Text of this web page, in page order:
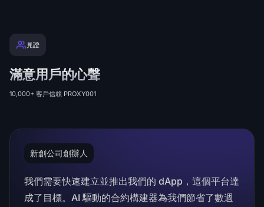
見證
滿意用戶的心聲
10,000+ 客戶信賴 PROXY001
新創公司創辦人
我們需要快速建立並推出我們的 dApp，這個平台達
成了目標。AI 驅動的合約構建器為我們節省了數週